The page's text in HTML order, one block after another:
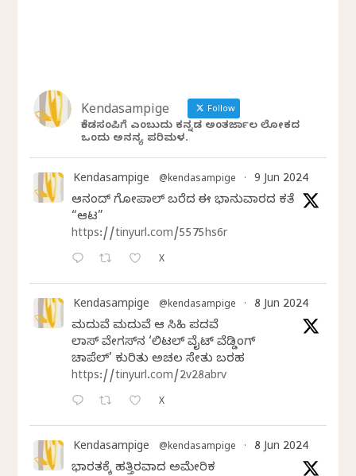
Kendasampige Follow
ಕೆಂಡಸಂಪಿಗೆ ಎಂಬುದು ಕನ್ನಡ ಅಂತರ್ಜಾಲ ಲೋಕದ
ಒಂದು ಅನನ್ಯ ಪರಿಮಳ.
Kendasampige @kendasampige · 9 Jun 2024
ಆನಂದ್‌ ಗೋಪಾಲ್‌ ಬರೆದ ಈ ಭಾನುವಾರದ ಕತೆ
“ಆಟ”
https://tinyurl.com/5575hs6r
X
Kendasampige @kendasampige · 8 Jun 2024
ಮದುವೆ ಮದುವೆ ಆ ಸಿಹಿ ಪದವೆ
ಲಾಸ್‌ ವೇಗಸ್‌ನ ‘ಲಿಟಲ್ ವೈಟ್ ವೆಡ್ಡಿಂಗ್
ಚಾಪೆಲ್’ ಕುರಿತು ಅಚಲ ಸೇತು ಬರಹ
https://tinyurl.com/2v28abrv
X
Kendasampige @kendasampige · 8 Jun 2024
ಭಾರತಕ್ಕೆ ಹತ್ತಿರವಾದ ಅಮೇರಿಕ